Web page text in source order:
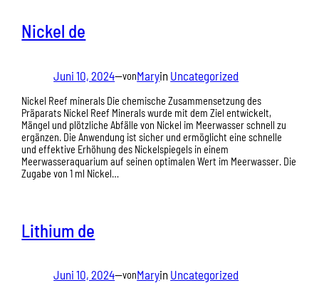
Nickel de
Juni 10, 2024—vonMaryin Uncategorized
Nickel Reef minerals Die chemische Zusammensetzung des
Präparats Nickel Reef Minerals wurde mit dem Ziel entwickelt,
Mängel und plötzliche Abfälle von Nickel im Meerwasser schnell zu
ergänzen. Die Anwendung ist sicher und ermöglicht eine schnelle
und effektive Erhöhung des Nickelspiegels in einem
Meerwasseraquarium auf seinen optimalen Wert im Meerwasser. Die
Zugabe von 1 ml Nickel…
Lithium de
Juni 10, 2024—vonMaryin Uncategorized